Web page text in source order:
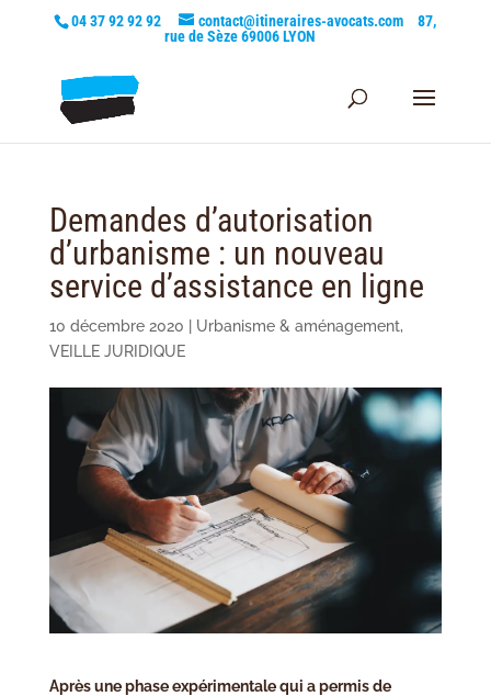
04 37 92 92 92 contact@itineraires-avocats.com
87,
rue de Sèze 69006 LYON
Demandes d’autorisation
d’urbanisme : un nouveau
service d’assistance en ligne
10 décembre 2020 Urbanisme & aménagement,
VEILLE JURIDIQUE
Après une phase expérimentale qui a permis de